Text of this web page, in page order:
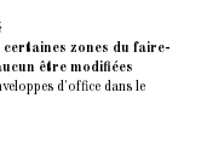
zones du faire-
être modifiées
d'office dans le